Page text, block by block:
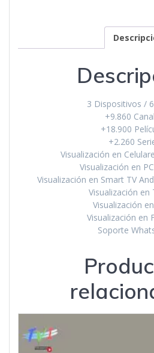
3 Dispositivos /
+9.860
+18.900
+2.260
Visualización en
Visualización en
Visualización en Smart TV
Visualización en
Visualización
Visualización en
Soporte